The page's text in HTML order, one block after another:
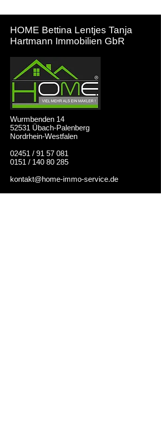
HOME Bettina Lentjes Tanja
Hartmann Immobilien GbR
Wurmbenden 14
52531 Übach-Palenberg
Nordrhein-Westfalen
02451 / 91 57 081
0151 / 140 80 285
kontakt@home-immo-service.de